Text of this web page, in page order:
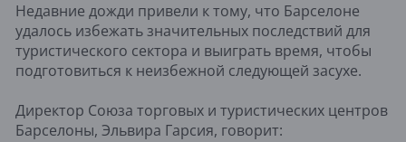
Недавние дожди привели к тому, что Барселоне
удалось избежать значительных последствий для
туристического сектора и выиграть время, чтобы
подготовиться к неизбежной следующей засухе.
Директор Союза торговых и туристических центров
Барселоны, Эльвира Гарсия, говорит: